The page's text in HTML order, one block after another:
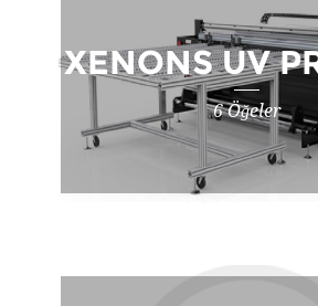
XENONS UV
6 Öğeler